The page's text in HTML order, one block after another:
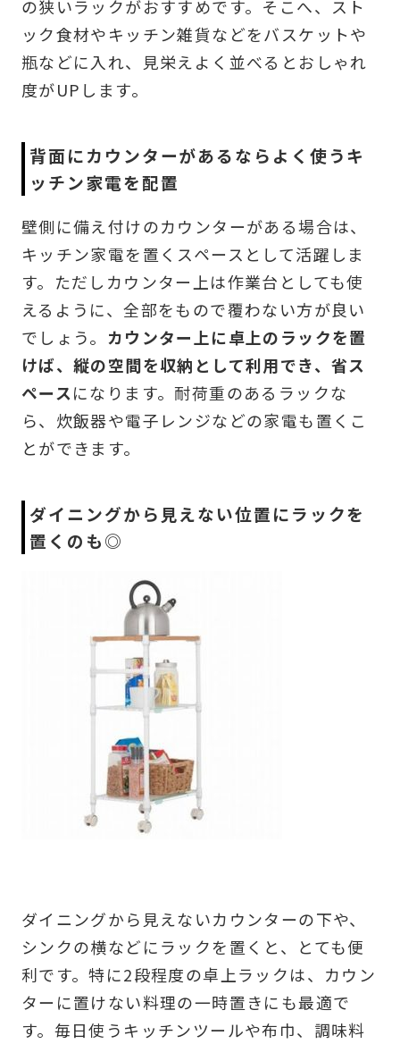
の狭いラックがおすすめです。そこへ、スト
ック食材やキッチン雑貨などをバスケットや
瓶などに入れ、見栄えよく並べるとおしゃれ
度がUPします。
背面にカウンターがあるならよく使うキ
ッチン家電を配置
壁側に備え付けのカウンターがある場合は、
キッチン家電を置くスペースとして活躍しま
す。ただしカウンター上は作業台としても使
えるように、全部をもので覆わない方が良い
でしょう。 カウンター上に卓上のラックを置
けば、縦の空間を収納として利用でき、省ス
ペースになります。耐荷重のあるラックな
ら、炊飯器や電子レンジなどの家電も置くこ
とができます。
ダイニングから見えない位置にラックを
置くのも◎
ダイニングから見えないカウンターの下や、
シンクの横などにラックを置くと、とても便
利です。特に2段程度の卓上ラックは、カウン
ターに置けない料理の一時置きにも最適で
す。毎日使うキッチンツールや布巾、調味料